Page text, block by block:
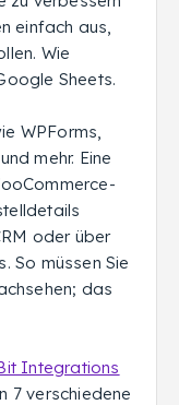
einfach aus,
Wie
Sheets.
WPForms,
mehr. Eine
oder über
So müssen Sie
das
Integrations
7 verschiedene